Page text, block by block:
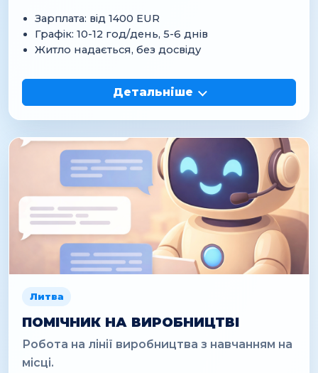
Зарплата: від 1400 EUR
Графік: 10-12 год/день, 5-6 днів
Житло надається, без досвіду
Детальніше
Литва
ПОМІЧНИК НА ВИРОБНИЦТВІ
Робота на лінії виробництва з навчанням на
місці.